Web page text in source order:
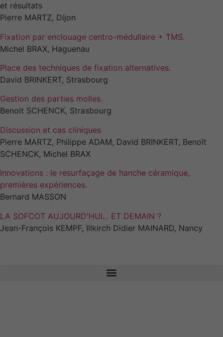
et résultats
Pierre MARTZ, Dijon
Fixation par enclouage centro-médullaire + TMS.
Michel BRAX, Haguenau
Place des techniques de fixation alternatives.
David BRINKERT, Strasbourg
Gestion des parties molles.
Benoit SCHENCK, Strasbourg
Discussion et cas cliniques
Pierre MARTZ, Philippe ADAM, David BRINKERT, Benoît
SCHENCK, Michel BRAX
Innovations : le resurfaçage de hanche céramique,
premières expériences.
Bernard MASSON
LA SOFCOT AUJOURD'HUI... ET DEMAIN ?
Jean-François KEMPF, Illkirch Didier MAINARD, Nancy